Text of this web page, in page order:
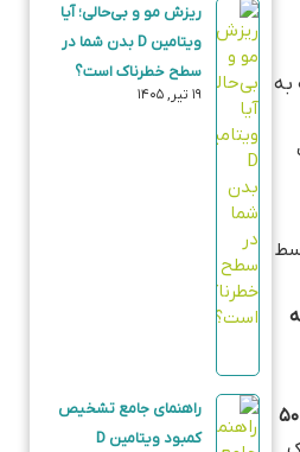
به
۵۰
ریزش مو و بی‌حالی؛ آیا
ویتامین D بدن شما در
سطح خطرناک است؟
۱۹ تیر, ۱۴۰۵
راهنمای جامع تشخیص
کمبود ویتامین D